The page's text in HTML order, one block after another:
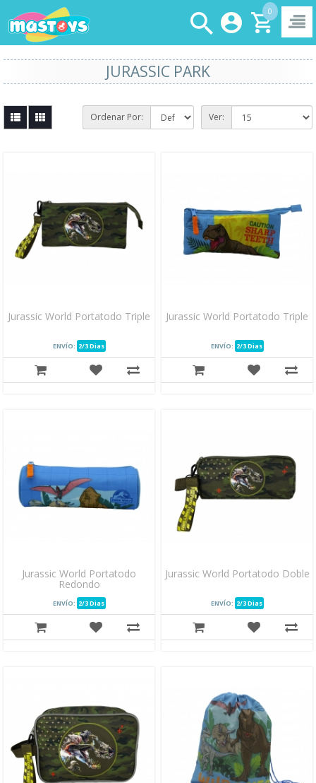
0
JURASSIC PARK
Ordenar Por: Ver:
Jurassic World Portatodo Triple
ENVÍO: 2/3 Dias
Jurassic World Portatodo Triple
ENVÍO: 2/3 Dias
Jurassic World Portatodo
Redondo
ENVÍO: 2/3 Dias
Jurassic World Portatodo Doble
ENVÍO: 2/3 Dias